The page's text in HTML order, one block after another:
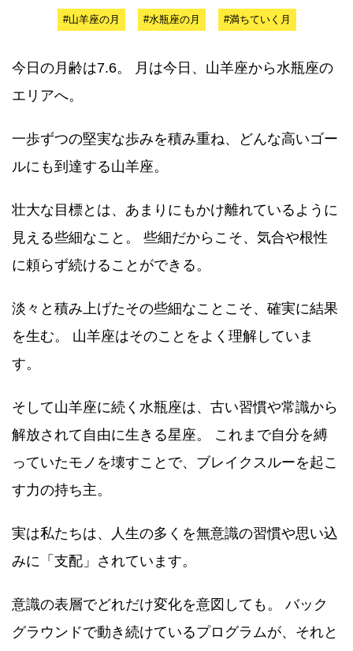
#山羊座の月 #水瓶座の月 #満ちていく月
今日の月齢は7.6。 月は今日、山羊座から水瓶座の
エリアへ。
一歩ずつの堅実な歩みを積み重ね、どんな高いゴー
ルにも到達する山羊座。
壮大な目標とは、あまりにもかけ離れているように
見える些細なこと。 些細だからこそ、気合や根性
に頼らず続けることができる。
淡々と積み上げたその些細なことこそ、確実に結果
を生む。 山羊座はそのことをよく理解していま
す。
そして山羊座に続く水瓶座は、古い習慣や常識から
解放されて自由に生きる星座。 これまで自分を縛
っていたモノを壊すことで、ブレイクスルーを起こ
す力の持ち主。
実は私たちは、人生の多くを無意識の習慣や思い込
みに「支配」されています。
意識の表層でどれだけ変化を意図しても。 バック
グラウンドで動き続けているプログラムが、それと